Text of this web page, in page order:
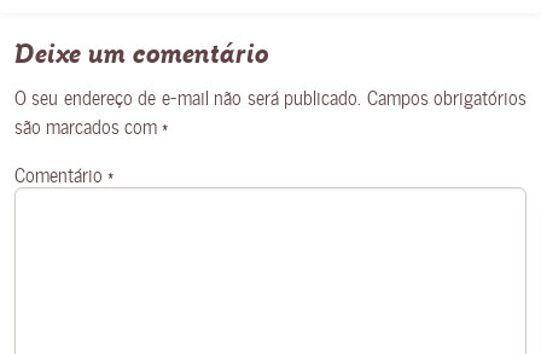
Deixe um comentário
O seu endereço de e-mail não será publicado. Campos obrigatórios
são marcados com*
Comentário *